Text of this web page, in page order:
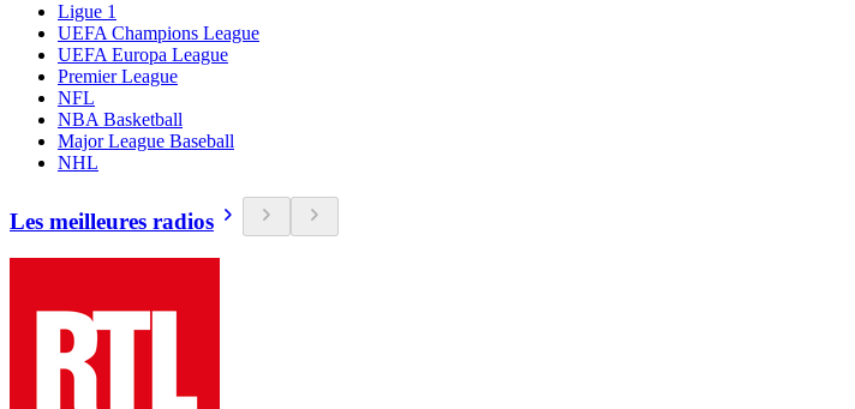
Ligue 1
UEFA Champions League
UEFA Europa League
Premier League
NFL
NBA Basketball
Major League Baseball
NHL
Les meilleures radios